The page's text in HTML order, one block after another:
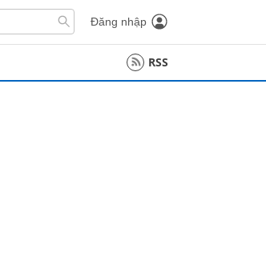
Đăng nhập
RSS